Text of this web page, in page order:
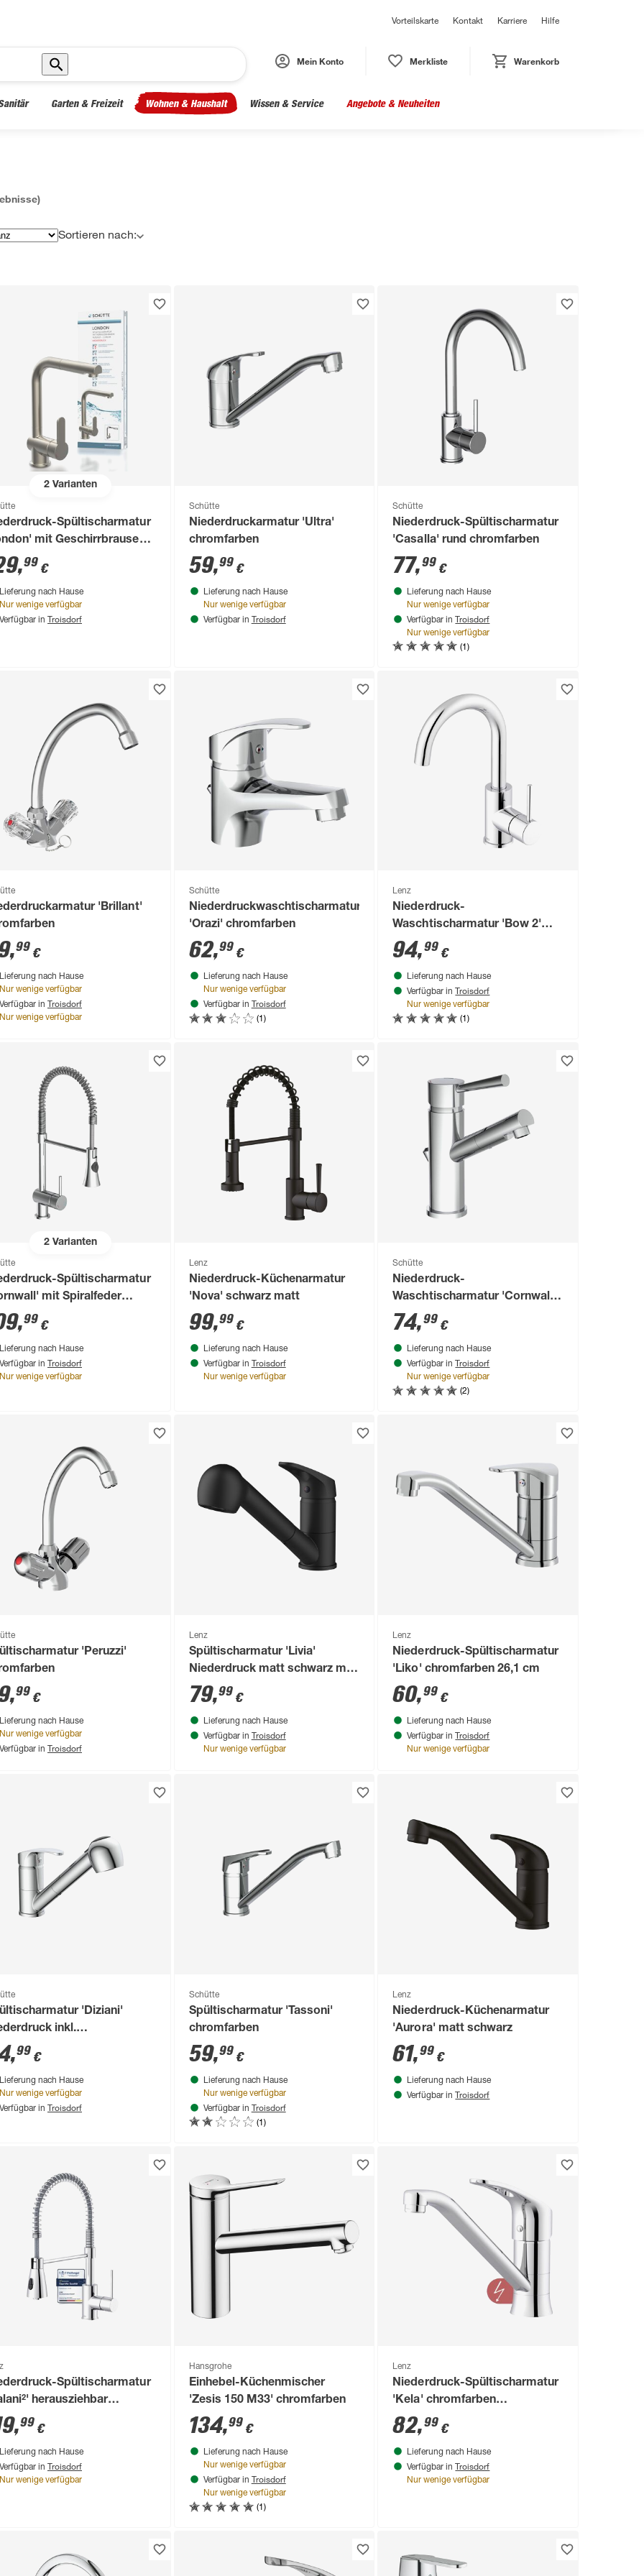
Vorteilskarte Kontakt Karriere Hilfe
Mein Konto Merkliste Warenkorb
Garten & Freizeit Wohnen & Haushalt Wissen & Service Angebote & Neuheiten
Sortieren nach:
2Varianten
Spültischarmatur
mit Geschirrbrause
,99 €
Lieferung nach Hause
Nur wenige verfügbar
Verfügbar in Troisdorf
Schütte
Niederdruckarmatur 'Ultra'
chromfarben
59,99€
Lieferung nach Hause
Nur wenige verfügbar
Verfügbar in Troisdorf
Schütte
Niederdruck-Spültischarmatur
'Casalla' rund chromfarben
77,99 €
Lieferung nach Hause
Nur wenige verfügbar
Verfügbar in Troisdorf
Nur wenige verfügbar
(1)
'Brillant'
,99 €
Lieferung nach Hause
Nur wenige verfügbar
Verfügbar in Troisdorf
Nur wenige verfügbar
Schütte
Niederdruckwaschtischarmatur
'Orazi' chromfarben
62,99€
Lieferung nach Hause
Nur wenige verfügbar
Verfügbar in Troisdorf
(1)
Lenz
Niederdruck-
Waschtischarmatur 'Bow 2'
chromfarben 28,2 cm
94,99 €
Lieferung nach Hause
Verfügbar in Troisdorf
Nur wenige verfügbar
(1)
2Varianten
Spültischarmatur
mit Spiralfeder
,99 €
Lieferung nach Hause
Verfügbar in Troisdorf
Nur wenige verfügbar
Lenz
Niederdruck-Küchenarmatur
'Nova' schwarz matt
99,99€
Lieferung nach Hause
Verfügbar in Troisdorf
Nur wenige verfügbar
Schütte
Niederdruck-
Waschtischarmatur 'Cornwall'
chromfarben
74,99 €
Lieferung nach Hause
Verfügbar in Troisdorf
Nur wenige verfügbar
(2)
'Peruzzi'
,99 €
Lieferung nach Hause
Nur wenige verfügbar
Verfügbar in Troisdorf
Lenz
Spültischarmatur 'Livia'
Niederdruck matt schwarz mit
herausziehbarer
Geschirrbrause
79,99€
Lieferung nach Hause
Verfügbar in Troisdorf
Nur wenige verfügbar
Lenz
Niederdruck-Spültischarmatur
'Liko' chromfarben 26,1 cm
60,99 €
Lieferung nach Hause
Verfügbar in Troisdorf
Nur wenige verfügbar
'Diziani'
inkl.
chromfarben
,99 €
Lieferung nach Hause
Nur wenige verfügbar
Verfügbar in Troisdorf
Schütte
Spültischarmatur 'Tassoni'
chromfarben
59,99€
Lieferung nach Hause
Nur wenige verfügbar
Verfügbar in Troisdorf
(1)
Lenz
Niederdruck-Küchenarmatur
'Aurora' matt schwarz
61,99 €
Lieferung nach Hause
Verfügbar in Troisdorf
Spültischarmatur
herausziehbar
43,6 cm
,99 €
Lieferung nach Hause
Verfügbar in Troisdorf
Nur wenige verfügbar
Hansgrohe
Einhebel-Küchenmischer
'Zesis 150 M33' chromfarben
134,99€
Lieferung nach Hause
Nur wenige verfügbar
Verfügbar in Troisdorf
Nur wenige verfügbar
(1)
Lenz
Niederdruck-Spültischarmatur
'Kela' chromfarben
schwenkbar 26 cm
82,99 €
Lieferung nach Hause
Verfügbar in Troisdorf
Nur wenige verfügbar